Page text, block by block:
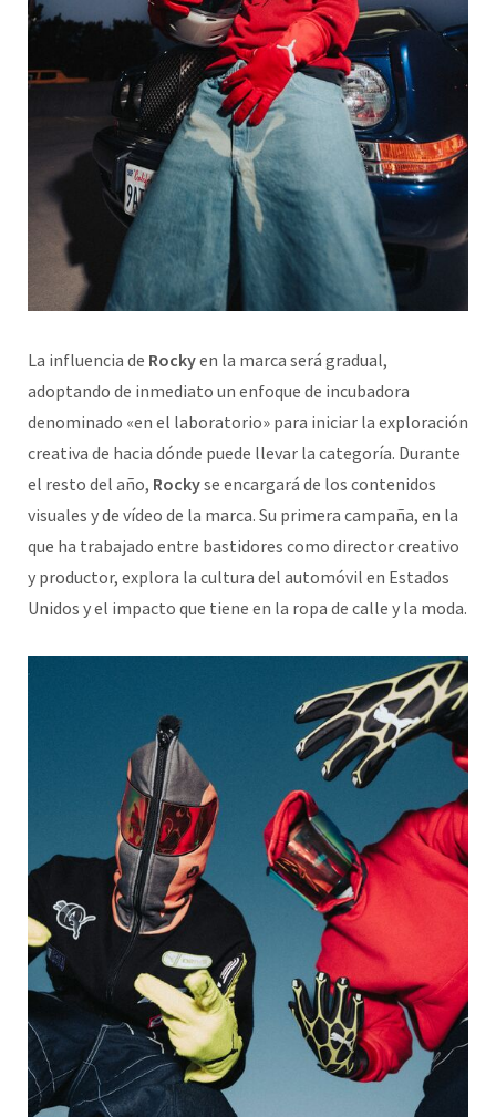
La influencia de Rockyen la marca será gradual,
adoptando de inmediato un enfoque de incubadora
denominado «en el laboratorio» para iniciar la exploración
creativa de hacia dónde puede llevar la categoría. Durante
el resto del año, Rockyse encargará de los contenidos
visuales y de vídeo de la marca. Su primera campaña, en la
que ha trabajado entre bastidores como director creativo
y productor, explora la cultura del automóvil en Estados
Unidos y el impacto que tiene en la ropa de calle y la moda.